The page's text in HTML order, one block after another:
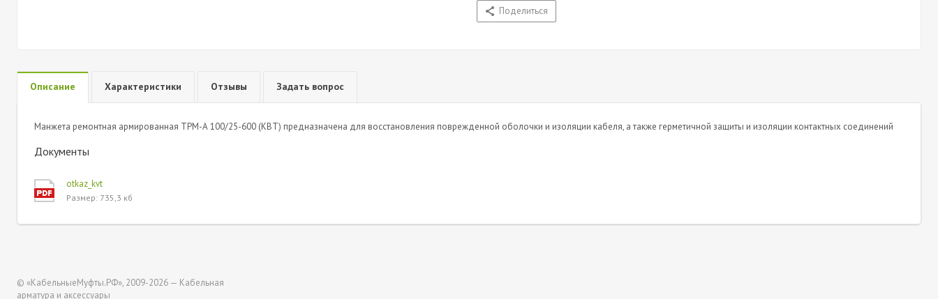
Поделиться
Описание Характеристики Отзывы Задать вопрос
Манжета ремонтная армированная ТРМ-А 100/25-600 (КВТ) предназначена для восстановления поврежденной оболочки и изоляции кабеля, а также герметичной защиты и изоляции контактных соединений
Документы
otkaz_kvt
Размер: 735,3 кб
© «КабельныеМуфты.РФ», 2009-2026 — Кабельная
арматура и аксессуары